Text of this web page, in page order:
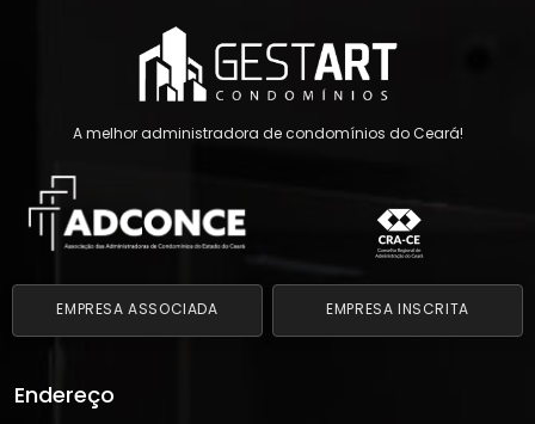
A melhor administradora de condomínios do Ceará!
EMPRESA ASSOCIADA EMPRESA INSCRITA
Endereço